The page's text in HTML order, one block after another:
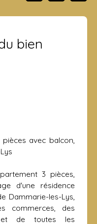
bien
pièces avec balcon,
3 pièces,
d'une résidence
Dammarie-les-Lys,
commerces, des
et de toutes les